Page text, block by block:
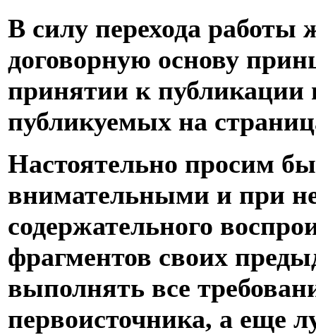
В силу перехода работы
договорную основу
принятии к публикации
публикуемых на
Настоятельно просим
внимательными и при
содержательного
фрагментов своих
выполнять все
первоисточника, а еще